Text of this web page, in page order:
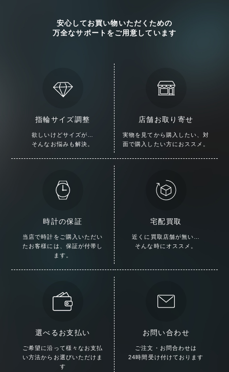
安心してお買い物いただくための
万全なサポートをご用意しています
指輪サイズ調整
欲しいけどサイズが…
そんなお悩みも解決。
店舗お取り寄せ
実物を見てから購入したい、対
面で購入したい方におススメ。
時計の保証
当店で時計をご購入いただい
た お客様には、保証が付帯し
ます。
宅配買取
近くに買取店舗が無い…
そんな時にオススメ。
選べるお支払い
ご希望に沿って様々な お支払
い方法からお選びいただけま
す
お問い合わせ
ご注文・お問合わせは
24時間受け付けております